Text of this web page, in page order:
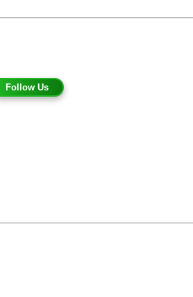
Follow Us